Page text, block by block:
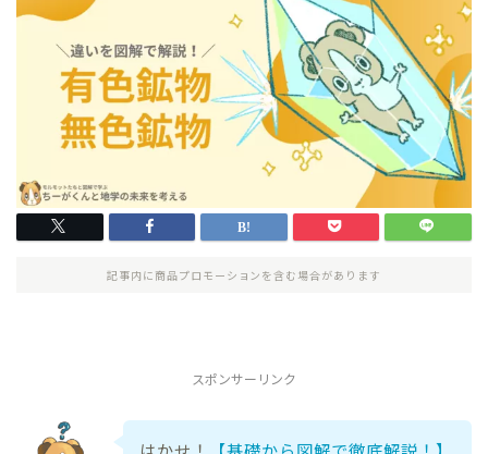
記事内に商品プロモーションを含む場合があります
スポンサーリンク